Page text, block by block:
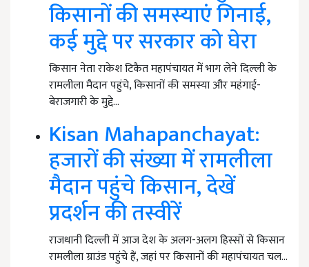
किसानों की समस्याएं गिनाई,
कई मुद्दे पर सरकार को घेरा
किसान नेता राकेश टिकैत महापंचायत में भाग लेने दिल्ली के
रामलीला मैदान पहुंचे, किसानों की समस्या और महंगाई-
बेराजगारी के मुद्दे…
Kisan Mahapanchayat:
हजारों की संख्या में रामलीला
मैदान पहुंचे किसान, देखें
प्रदर्शन की तस्वीरें
राजधानी दिल्ली में आज देश के अलग-अलग हिस्सों से किसान
रामलीला ग्राउंड पहुंचे हैं, जहां पर किसानों की महापंचायत चल…